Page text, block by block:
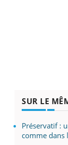
SUR LE
Préservatif :
comme dans